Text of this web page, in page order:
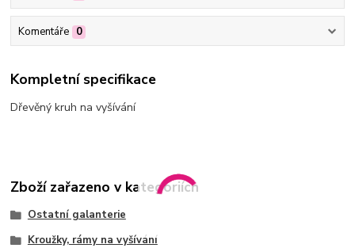
Komentáře 0
Kompletní specifikace
Dřevěný kruh na vyšívání
Zboží zařazeno v kategoriích
Ostatní galanterie
Kroužky, rámy na vyšívání